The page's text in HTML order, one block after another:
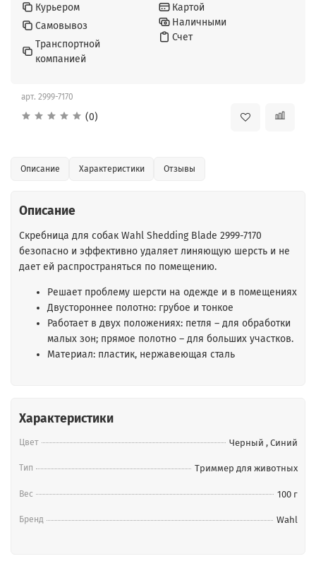
арт. 2999-7170
(0)
Курьером
Самовывоз
Транспортной
компанией
Картой
Наличными
Счет
Описание Характеристики Отзывы
Описание
Скребница для собак Wahl Shedding Blade 2999-7170
безопасно и эффективно удаляет линяющую шерсть и не
дает ей распространяться по помещению.
Решает проблему шерсти на одежде и в помещениях
Двустороннее полотно: грубое и тонкое
Работает в двух положениях: петля – для обработки
малых зон; прямое полотно – для больших участков.
Материал: пластик, нержавеющая сталь
Характеристики
Цвет Черный , Синий
Тип Триммер для животных
Вес 100 г
Бренд Wahl